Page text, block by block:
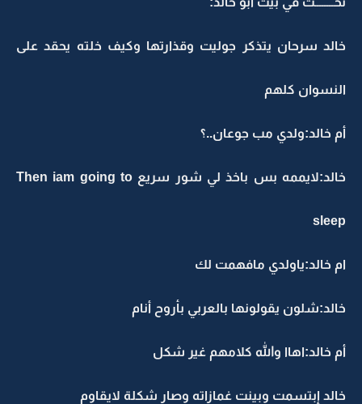
خالد سرحان يتذكر جوليت وقذارتها وكيف خلته يحقد على
النسوان كلهم
أم خالد:ولدي مب جوعان..؟
خالد:لايممه بس باخذ لي شور سريع Then iam going to
sleep
ام خالد:ياولدي مافهمت لك
خالد:شلون يقولونها بالعربي بأروح أنام
أم خالد:اهاا والله كلامهم غير شكل
خالد إبتسمت وبينت غمازاته وصار شكلة لايقاوم